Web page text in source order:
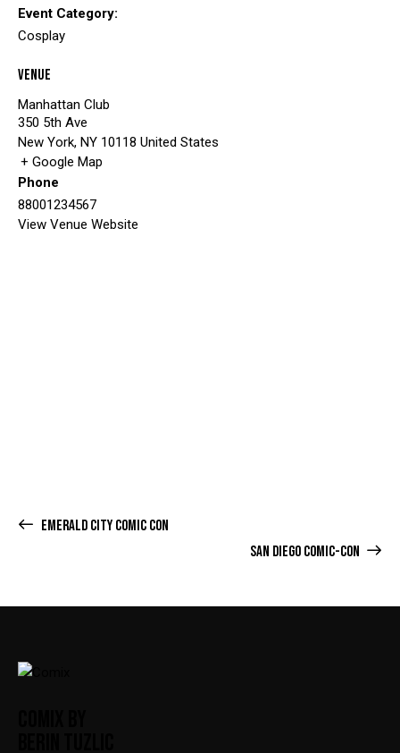
Event Category:
Cosplay
Venue
Manhattan Club
350 5th Ave
New York, NY 10118 United States
+ Google Map
Phone
88001234567
View Venue Website
EMERALD CITY COMIC CON
SAN DIEGO COMIC-CON